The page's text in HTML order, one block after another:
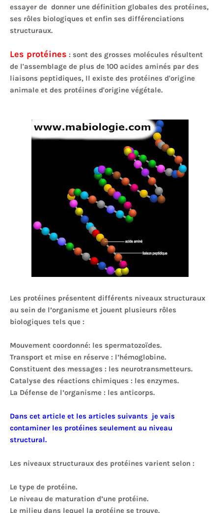
essayer de donner une définition globales des protéines,
ses rôles biologiques et enfin ses différenciations
structuraux.
Les protéines : sont des grosses molécules résultent
de l'assemblage de plus de 100 acides aminés par des
liaisons peptidiques, Il existe des protéines d'origine
animale et des protéines d'origine végétale.
Les protéines présentent différents niveaux structuraux
au sein de l’organisme et jouent plusieurs rôles
biologiques tels que :
Mouvement coordonné: les spermatozoïdes.
Transport et mise en réserve : l’hémoglobine.
Constituent des messages : les neurotransmetteurs.
Catalyse des réactions chimiques : les enzymes.
La Défense de l’organisme : les anticorps.
Dans cet article et les articles suivants je vais
contaminer les protéines seulement au niveau
structural.
Les niveaux structuraux des protéines varient selon :
Le type de protéine.
Le niveau de maturation d’une protéine.
Le milieu dans lequel la protéine se trouve.